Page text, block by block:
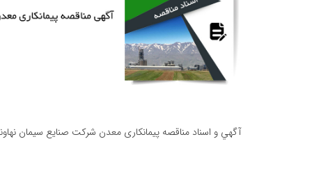
آگهي و اسناد مناقصه پیمانکاری معدن شرکت صنایع سیمان